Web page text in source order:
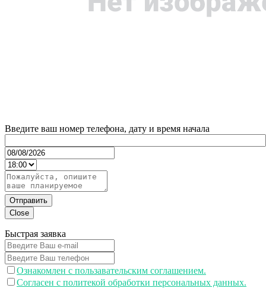
Введите ваш номер телефона, дату и время начала
Отправить
Close
Быстрая заявка
Ознакомлен с пользавательским соглашением.
Согласен с политекой обработки персональных данных.